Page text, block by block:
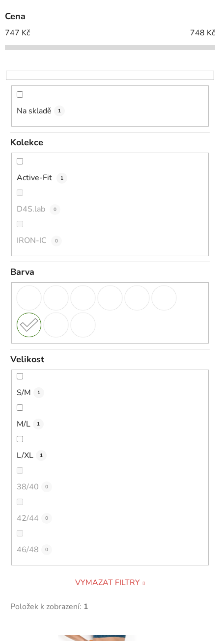
p
r
o
d
k
t
Cena
747 Kč 748 Kč
Na skladě 1
Kolekce
Active-Fit 1
D4S.lab 0
IRON-IC 0
Barva
Velikost
S/M 1
M/L 1
L/XL 1
38/40 0
42/44 0
46/48 0
VYMAZAT FILTRY
Položek k zobrazení: 1